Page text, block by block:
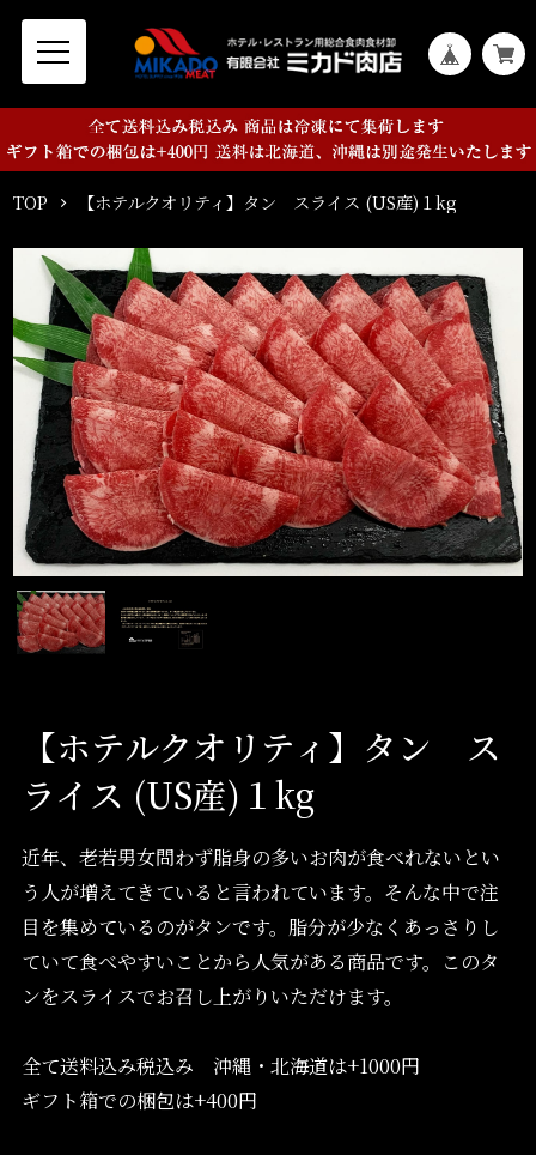
TOP 【ホテルクオリティ】タン スライス (US産)１kg
【ホテルクオリティ】タン ス
ライス (US産)１kg
近年、老若男女問わず脂身の多いお肉が食べれないとい
う人が増えてきていると言われています。そんな中で注
目を集めているのがタンです。脂分が少なくあっさりし
ていて食べやすいことから人気がある商品です。このタ
ンをスライスでお召し上がりいただけます。
全て送料込み税込み 沖縄・北海道は+1000円
ギフト箱での梱包は+400円